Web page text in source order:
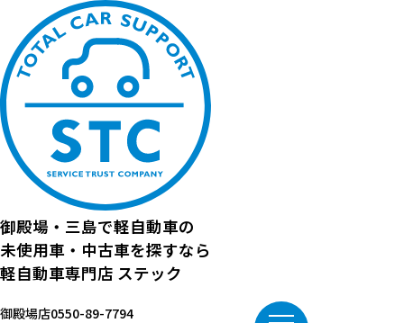
御殿場・三島で軽自動車の
未使用車・中古車を探すなら
軽自動車専門店 ステック
御殿場店0550-89-7794